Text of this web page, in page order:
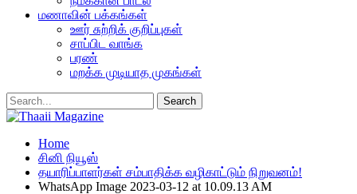
மணாவின் பக்கங்கள்
ஊர் சுற்றிக் குறிப்புகள்
சாப்பிட வாங்க
பரண்
மறக்க முடியாத முகங்கள்
Home
சினி நியூஸ்
தயாரிப்பாளர்கள் சம்பாதிக்க வழிகாட்டும் நிறுவனம்!
WhatsApp Image 2023-03-12 at 10.09.13 AM